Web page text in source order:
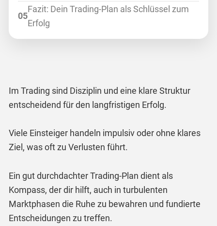
Fazit: Dein Trading-Plan als Schlüssel zum
Erfolg
Im Trading sind Disziplin und eine klare Struktur
entscheidend für den langfristigen Erfolg.
Viele Einsteiger handeln impulsiv oder ohne klares
Ziel, was oft zu Verlusten führt.
Ein gut durchdachter Trading-Plan dient als
Kompass, der dir hilft, auch in turbulenten
Marktphasen die Ruhe zu bewahren und fundierte
Entscheidungen zu treffen.